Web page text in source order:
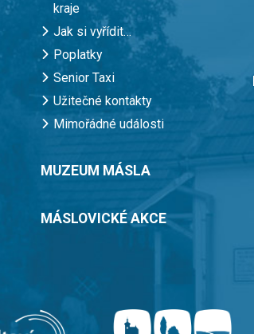
kraje
Jak si vyřídit…
Poplatky
Senior Taxi
Užitečné kontakty
Mimořádné události
MUZEUM MÁSLA
MÁSLOVICKÉ AKCE